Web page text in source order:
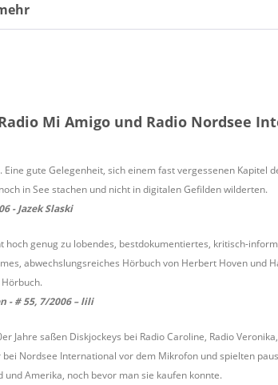
Mi Amigo und Radio Nordsee
Eine gute Gelegenheit, sich einem fast vergessenen Kapitel
in See stachen und nicht in digitalen Gefilden wilderten.
- Jazek Slaski
hoch genug zu lobendes, bestdokumentiertes, kritisch-
abwechslungsreiches Hörbuch von Herbert Hoven und
- # 55, 7/2006 – lili
Jahre saßen Diskjockeys bei Radio Caroline, Radio
Nordsee International vor dem Mikrofon und spielten
und Amerika, noch bevor man sie kaufen konnte.